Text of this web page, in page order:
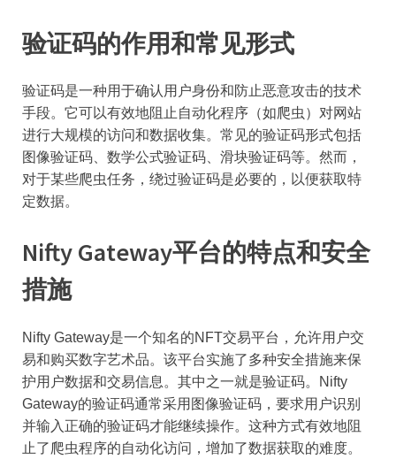
验证码的作用和常见形式
验证码是一种用于确认用户身份和防止恶意攻击的技术
手段。它可以有效地阻止自动化程序（如爬虫）对网站
进行大规模的访问和数据收集。常见的验证码形式包括
图像验证码、数学公式验证码、滑块验证码等。然而，
对于某些爬虫任务，绕过验证码是必要的，以便获取特
定数据。
Nifty Gateway平台的特点和安全
措施
Nifty Gateway是一个知名的NFT交易平台，允许用户交
易和购买数字艺术品。该平台实施了多种安全措施来保
护用户数据和交易信息。其中之一就是验证码。Nifty
Gateway的验证码通常采用图像验证码，要求用户识别
并输入正确的验证码才能继续操作。这种方式有效地阻
止了爬虫程序的自动化访问，增加了数据获取的难度。